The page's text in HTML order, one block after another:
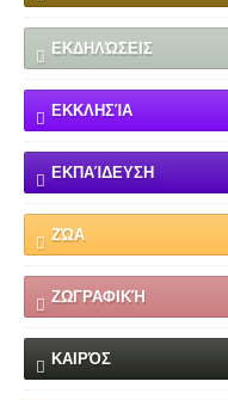
ΕΚΔΗΛΏΣΕΙΣ
ΕΚΚΛΗΣΊΑ
ΕΚΠΑΊΔΕΥΣΗ
ΖΏΑ
ΖΩΓΡΑΦΙΚΉ
ΚΑΙΡΌΣ